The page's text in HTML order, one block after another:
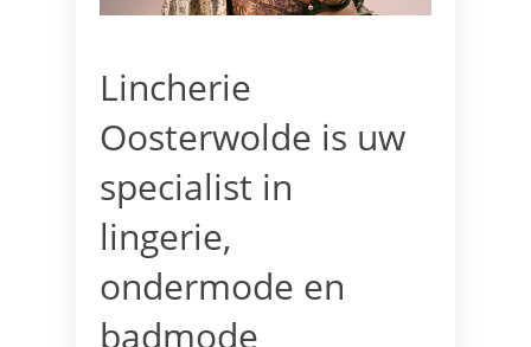
Lincherie
Oosterwolde is uw
specialist in
lingerie,
ondermode en
badmode